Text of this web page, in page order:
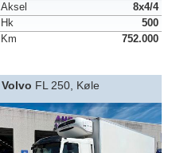
Aksel
8x4/4
Hk
500
Km
752.000
Volvo FL 250, Køle